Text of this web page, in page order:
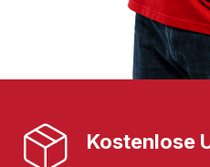
Kostenlose